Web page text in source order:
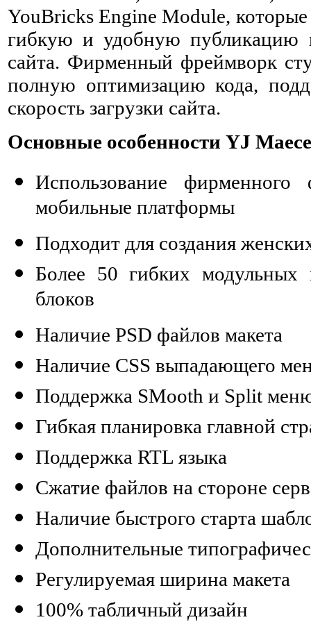
YouBricks Engine Module,
гибкую и удобную публикацию
сайта. Фирменный фреймворк
полную оптимизацию кода,
скорость загрузки сайта.
Основные особенности YJ
Использование фирменного
мобильные платформы
Подходит для создания
Более 50 гибких модульных
блоков
Наличие PSD файлов макета
Наличие CSS выпадающего
Поддержка SMooth и Split
Гибкая планировка главной
Поддержка RTL языка
Сжатие файлов на стороне
Наличие быстрого старта
Дополнительные
Регулируемая ширина макета
100% табличный дизайн